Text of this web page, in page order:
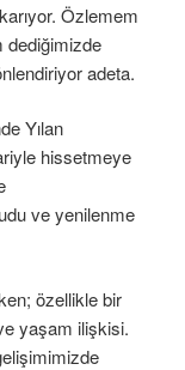
Özlemem
dediğimizde
adeta.
Yılan
hissetmeye
ve yenilenme
özellikle bir
yaşam ilişkisi.